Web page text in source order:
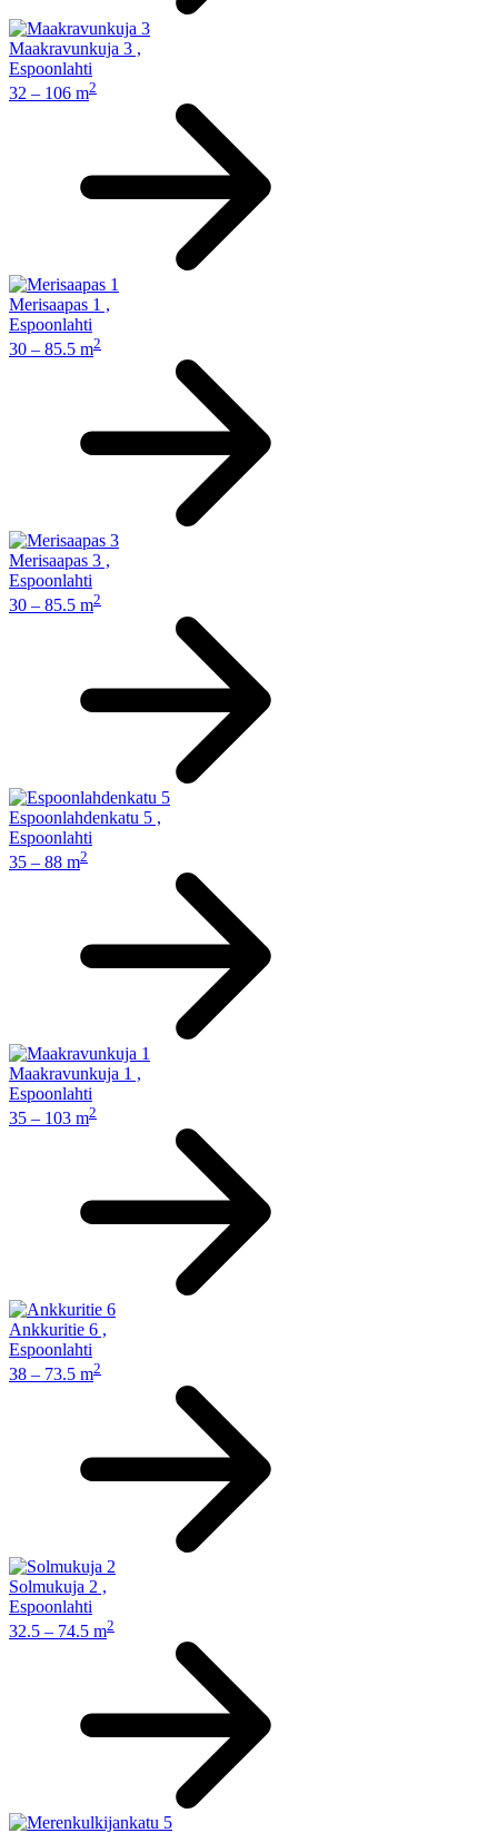
Maakravunkuja 3 ,
Espoonlahti
32 – 106 m2
Merisaapas 1 ,
Espoonlahti
30 – 85.5 m2
Merisaapas 3 ,
Espoonlahti
30 – 85.5 m2
Espoonlahdenkatu 5 ,
Espoonlahti
35 – 88 m2
Maakravunkuja 1 ,
Espoonlahti
35 – 103 m2
Ankkuritie 6 ,
Espoonlahti
38 – 73.5 m2
Solmukuja 2 ,
Espoonlahti
32.5 – 74.5 m2